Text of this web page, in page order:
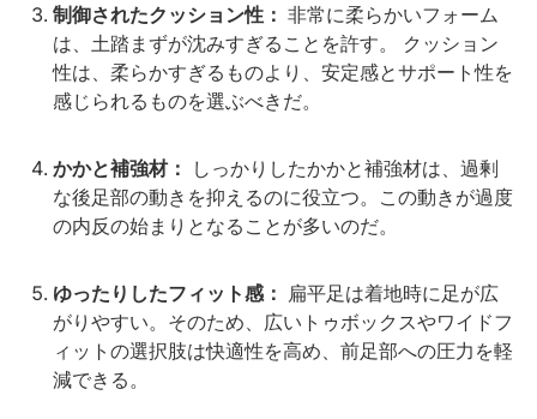
制御されたクッション性： 非常に柔らかいフォーム
は、土踏まずが沈みすぎることを許す。 クッション
性は、柔らかすぎるものより、安定感とサポート性を
感じられるものを選ぶべきだ。
かかと補強材：
しっかりしたかかと補強材は、過剰
な後足部の動きを抑えるのに役立つ。この動きが過度
の内反の始まりとなることが多いのだ。
ゆったりしたフィット感： 扁平足は着地時に足が広
がりやすい。そのため、広いトゥボックスやワイドフ
ィットの選択肢は快適性を高め、前足部への圧力を軽
減できる。